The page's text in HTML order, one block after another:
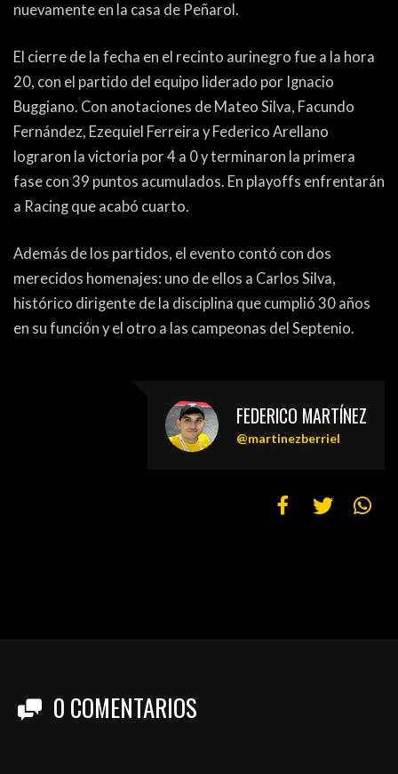
nuevamente en la casa de Peñarol.
El cierre de la fecha en el recinto aurinegro fue a la hora
20, con el partido del equipo liderado por Ignacio
Buggiano. Con anotaciones de Mateo Silva, Facundo
Fernández, Ezequiel Ferreira y Federico Arellano
lograron la victoria por 4 a 0 y terminaron la primera
fase con 39 puntos acumulados. En playoffs enfrentarán
a Racing que acabó cuarto.
Además de los partidos, el evento contó con dos
merecidos homenajes: uno de ellos a Carlos Silva,
histórico dirigente de la disciplina que cumplió 30 años
en su función y el otro a las campeonas del Septenio.
FEDERICO MARTÍNEZ
@martinezberriel
0 COMENTARIOS